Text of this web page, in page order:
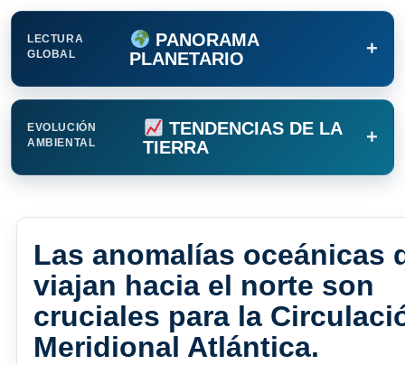
LECTURA
GLOBAL
PANORAMA
PLANETARIO
+
EVOLUCIÓN
AMBIENTAL
TENDENCIAS DE LA
TIERRA
+
Las anomalías oceánicas
viajan hacia el norte son
cruciales para la
Meridional Atlántica.